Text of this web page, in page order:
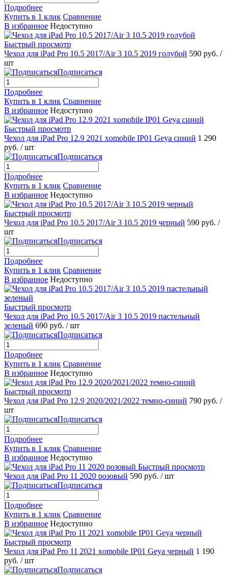
Подробнее
Купить в 1 клик Сравнение
В избранное Недоступно
Быстрый просмотр
Чехол для iPad Pro 10.5 2017/Air 3 10.5 2019 голубой 590 руб. /
шт
Подписаться
Подробнее
Купить в 1 клик Сравнение
В избранное Недоступно
Быстрый просмотр
Чехол для iPad Pro 12.9 2021 xomobile IP01 Geya синий 1 290
руб. / шт
Подписаться
Подробнее
Купить в 1 клик Сравнение
В избранное Недоступно
Быстрый просмотр
Чехол для iPad Pro 10.5 2017/Air 3 10.5 2019 черный 590 руб. /
шт
Подписаться
Подробнее
Купить в 1 клик Сравнение
В избранное Недоступно
Быстрый просмотр
Чехол для iPad Pro 10.5 2017/Air 3 10.5 2019 пастельный
зеленый 690 руб. / шт
Подписаться
Подробнее
Купить в 1 клик Сравнение
В избранное Недоступно
Быстрый просмотр
Чехол для iPad Pro 12.9 2020/2021/2022 темно-синий 790 руб. /
шт
Подписаться
Подробнее
Купить в 1 клик Сравнение
В избранное Недоступно
Быстрый просмотр
Чехол для iPad Pro 11 2020 розовый 590 руб. / шт
Подписаться
Подробнее
Купить в 1 клик Сравнение
В избранное Недоступно
Быстрый просмотр
Чехол для iPad Pro 11 2021 xomobile IP01 Geya черный 1 190
руб. / шт
Подписаться